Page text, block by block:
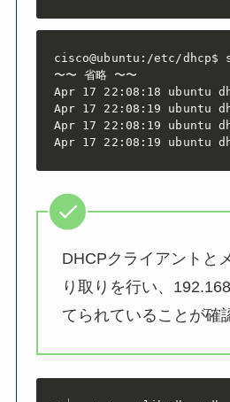
cisco@ubuntu:/etc/
〜〜 省略 〜〜
Apr 17 22:08:18 ubuntu
Apr 17 22:08:19 ubuntu
Apr 17 22:08:19 ubuntu
Apr 17 22:08:19 ubuntu
DHCPクライアントと
り取りを行い、
てられていることが確